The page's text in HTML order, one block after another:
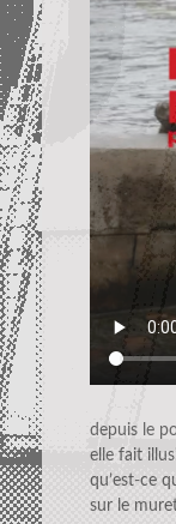
depuis le
elle fait
qu’est-ce
sur le